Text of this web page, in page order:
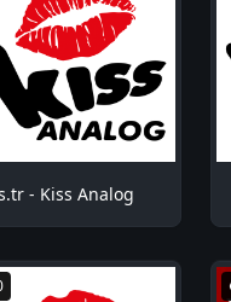
- Kiss Analog